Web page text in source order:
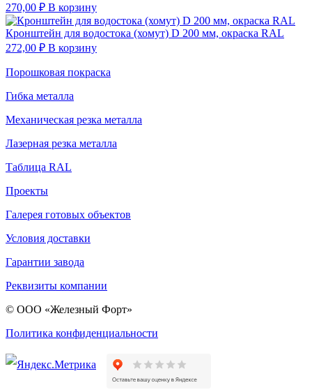
270,00 ₽ В корзину
Кронштейн для водостока (хомут) D 200 мм, окраска RAL
272,00 ₽ В корзину
Порошковая покраска
Гибка металла
Механическая резка металла
Лазерная резка металла
Таблица RAL
Проекты
Галерея готовых объектов
Условия доставки
Гарантии завода
Реквизиты компании
© ООО «Железный Форт»
Политика конфиденциальности